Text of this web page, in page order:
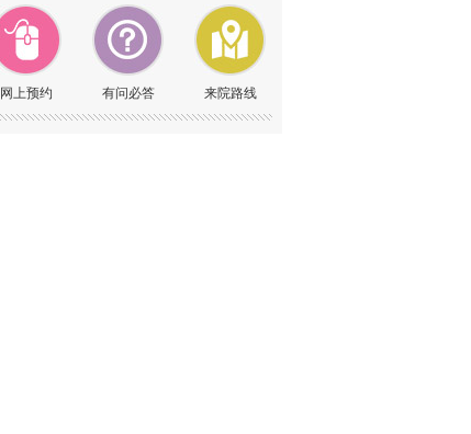
网上预约 有问必答 来院路线